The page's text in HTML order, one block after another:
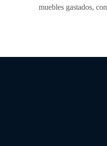
muebles gastados,